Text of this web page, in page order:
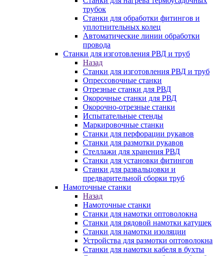
трубок
Станки для обработки фитингов и
уплотнительных колец
Автоматические линии обработки
провода
Станки для изготовления РВД и труб
Назад
Станки для изготовления РВД и труб
Опрессовочные станки
Отрезные станки для РВД
Окорочные станки для РВД
Окорочно-отрезные станки
Испытательные стенды
Маркировочные станки
Станки для перфорации рукавов
Станки для размотки рукавов
Стеллажи для хранения РВД
Станки для установки фитингов
Станки для развальцовки и
предварительной сборки труб
Намоточные станки
Назад
Намоточные станки
Станки для намотки оптоволокна
Станки для рядовой намотки катушек
Станки для намотки изоляции
Устройства для размотки оптоволокна
Станки для намотки кабеля в бухты